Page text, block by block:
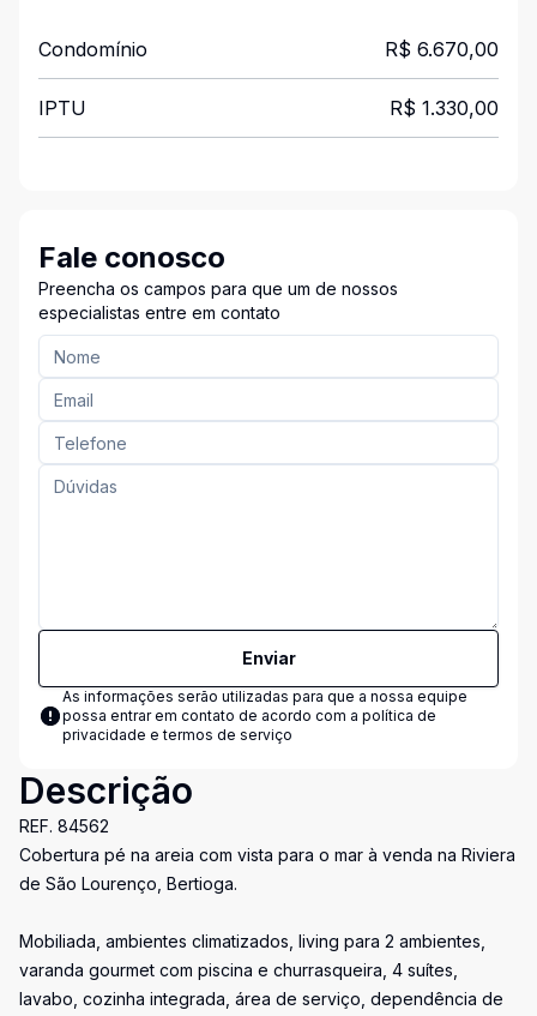
Condomínio R$ 6.670,00
IPTU R$ 1.330,00
Fale conosco
Preencha os campos para que um de nossos
especialistas entre em contato
Enviar
As informações serão utilizadas para que a nossa equipe
possa entrar em contato de acordo com a política de
privacidade e termos de serviço
Descrição
REF. 84562
Cobertura pé na areia com vista para o mar à venda na Riviera
de São Lourenço, Bertioga.
Mobiliada, ambientes climatizados, living para 2 ambientes,
varanda gourmet com piscina e churrasqueira, 4 suítes,
lavabo, cozinha integrada, área de serviço, dependência de